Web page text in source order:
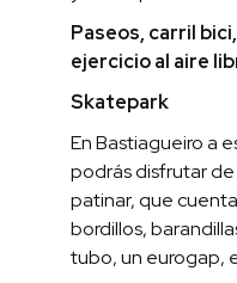
Paseos, carril
ejercicio al aire
Skatepark
En Bastiagueiro a
podrás disfrutar
patinar, que
bordillos,
tubo, un eurogap,